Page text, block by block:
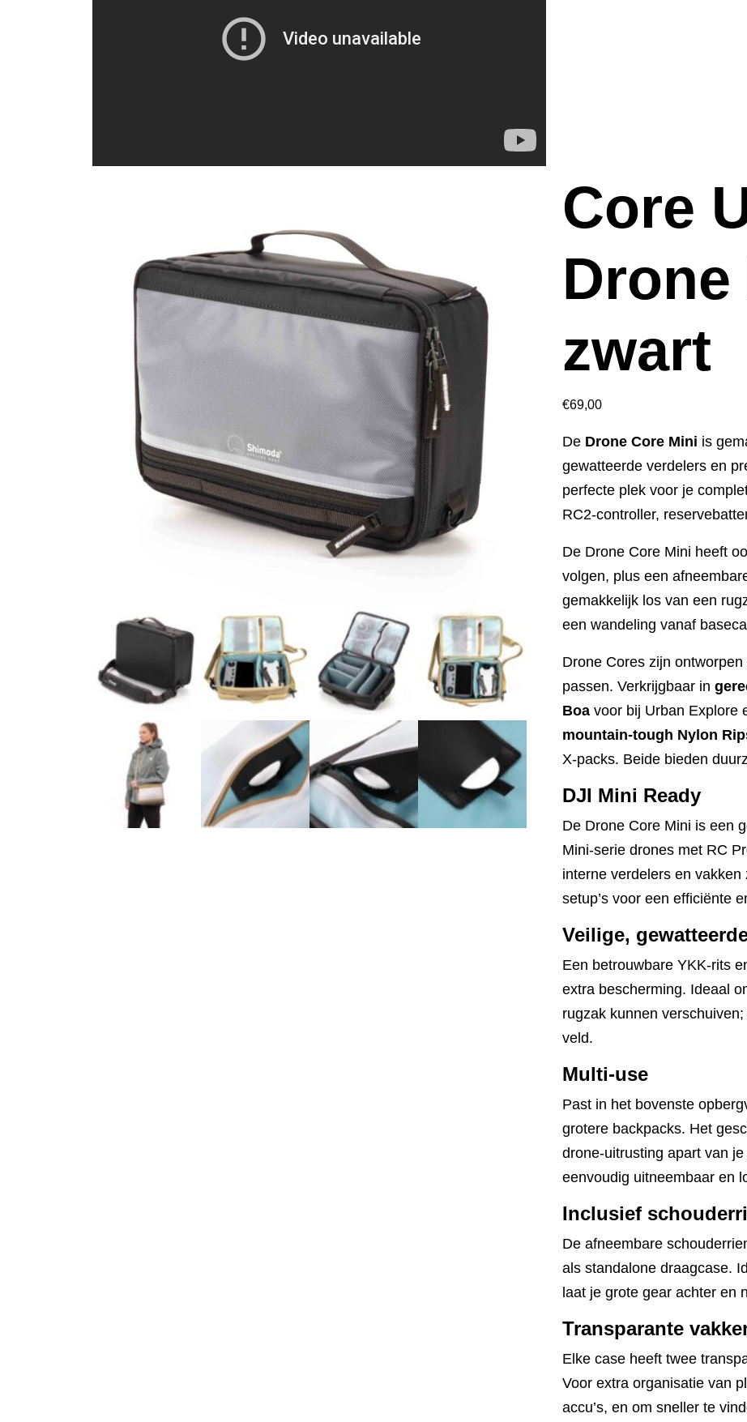
Core
zwart
€69,00
De Drone Core Mini is
gewatteerde verdelers en
perfecte plek voor je
RC2‑controller,
De Drone Core Mini heeft
volgen, plus een
gemakkelijk los van een
een wandeling vanaf
Drone Cores zijn
passen. Verkrijgbaar in
Boa voor bij Urban Explore
mountain‑tough Nylon
X‑packs. Beide bieden
DJI Mini Ready
De Drone Core Mini is een
Mini-serie drones met RC
interne verdelers en
setup’s voor een efficiënte
Veilige,
Een betrouwbare YKK-rits
extra bescherming. Ideaal
rugzak kunnen
veld.
Multi-use
Past in het bovenste
grotere backpacks. Het
drone-uitrusting apart van
eenvoudig uitneembaar en
Inclusief
De afneembare
als standalone draagcase.
laat je grote gear achter en
Transparante
Elke case heeft twee
Voor extra organisatie van
accu’s, en om sneller te